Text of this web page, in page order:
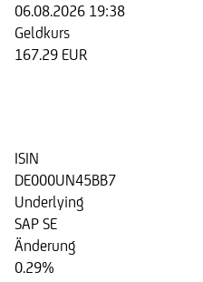
06.08.2026 19:38
Geldkurs
167.29 EUR
ISIN
DE000UN45BB7
Underlying
SAP SE
Änderung
0.29%